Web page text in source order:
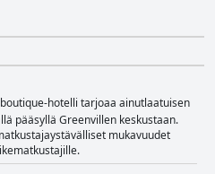
hotelli tarjoaa ainutlaatuisen
pääsyllä Greenvillen keskustaan.
mukavuudet